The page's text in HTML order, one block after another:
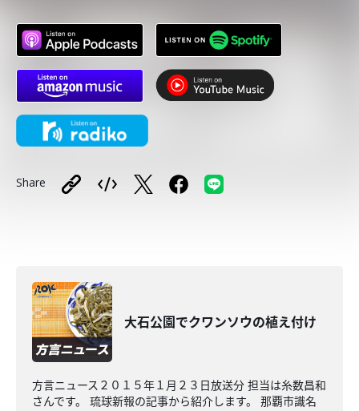
Share
大石公園でクワンソウの植え付け
方言ニュース２０１５年１月２３日放送分 担当は糸数昌和
さんです。 琉球新報の記事から紹介します。 那覇市識名